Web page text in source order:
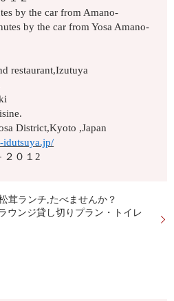
by the car from Amano-
by the car from Yosa Amano-
restaurant,Izutuya
District,Kyoto ,Japan
idutsuya.jp/
０１2
茸ランチ,たべませんか？
ウンジ貸し切りプラン・トイレ